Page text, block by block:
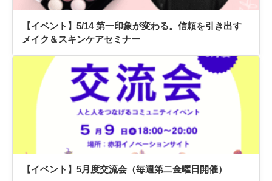
【イベント】5/14 第一印象が変わる。信頼を引き出す
メイク＆スキンケアセミナー
【イベント】5月度交流会（毎週第二金曜日開催）